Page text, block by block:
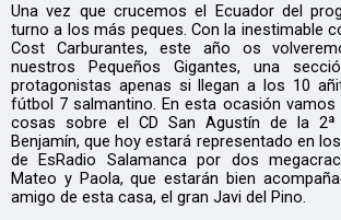
Una vez que crucemos el Ecuador del
turno a los más peques. Con la inestimable
Cost Carburantes, este año os
nuestros Pequeños Gigantes, una
protagonistas apenas si llegan a los 10
fútbol 7 salmantino. En esta ocasión
cosas sobre el CD San Agustín de la 2ª
Benjamín, que hoy estará representado en
de EsRadio Salamanca por dos
Mateo y Paola, que estarán bien
amigo de esta casa, el gran Javi del Pino.